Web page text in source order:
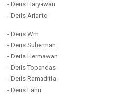
- Deris Haryawan
- Deris Arianto
- Deris Wm
- Deris Suherman
- Deris Hermawan
- Deris Topandas
- Deris Ramaditia
- Deris Fahri